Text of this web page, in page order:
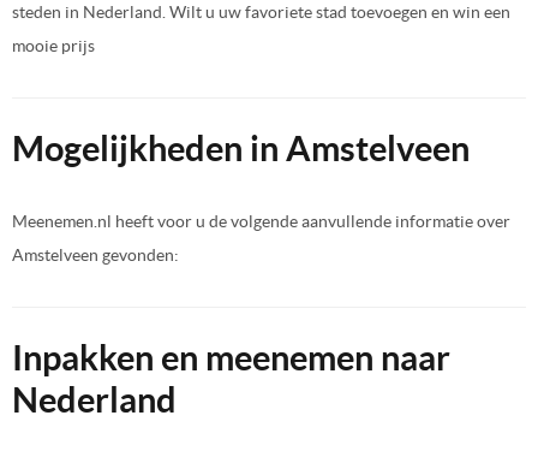
steden in Nederland. Wilt u uw favoriete stad toevoegen en win een
mooie prijs
Mogelijkheden in Amstelveen
Meenemen.nl heeft voor u de volgende aanvullende informatie over
Amstelveen gevonden:
Inpakken en meenemen naar
Nederland